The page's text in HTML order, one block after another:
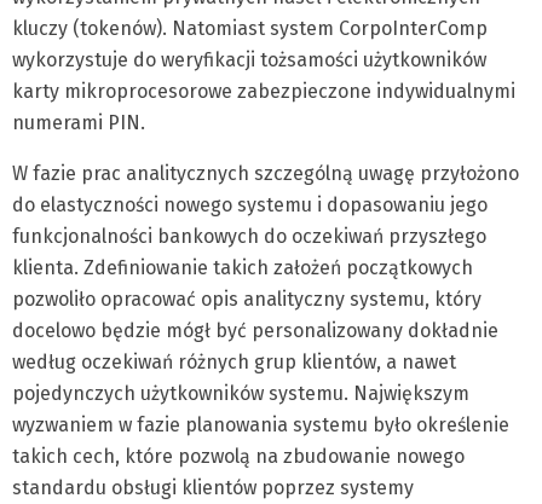
kluczy (tokenów). Natomiast system CorpoInterComp
wykorzystuje do weryfikacji tożsamości użytkowników
karty mikroprocesorowe zabezpieczone indywidualnymi
numerami PIN.
W fazie prac analitycznych szczególną uwagę przyłożono
do elastyczności nowego systemu i dopasowaniu jego
funkcjonalności bankowych do oczekiwań przyszłego
klienta. Zdefiniowanie takich założeń początkowych
pozwoliło opracować opis analityczny systemu, który
docelowo będzie mógł być personalizowany dokładnie
według oczekiwań różnych grup klientów, a nawet
pojedynczych użytkowników systemu. Największym
wyzwaniem w fazie planowania systemu było określenie
takich cech, które pozwolą na zbudowanie nowego
standardu obsługi klientów poprzez systemy